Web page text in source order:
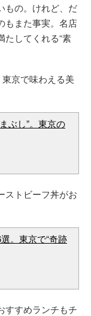
もの。けれど、だ
もまた事実。名店
たしてくれる“素
東京で味わえる美
ぶし”。東京の
ストビーフ丼がお
。東京で“奇跡
すすめランチもチ